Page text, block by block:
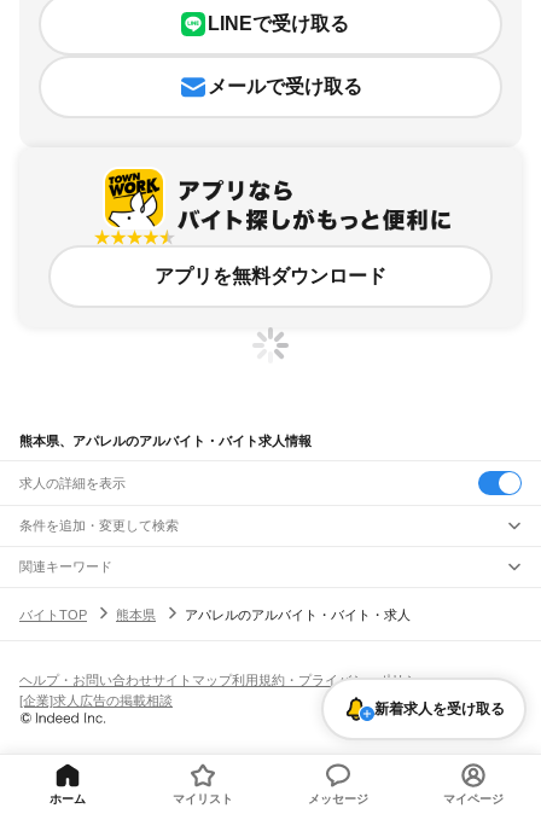
LINEで受け取る
メールで受け取る
アプリを無料ダウンロード
熊本県、アパレルのアルバイト・バイト求人情報
求人の詳細を表示
条件を追加・変更して検索
市区町村を追加・変更
熊本県すべて
八代市人吉市荒尾市水俣市玉名市山鹿市菊池市
天草市合志市植木町 阿蘇郡上益城郡八代郡葦北郡
駅を追加・変更
荒尾駅 南荒尾駅 長洲駅 大野下駅 玉名駅肥後伊倉駅 木葉駅 田原坂駅
崇城大学前駅上熊本駅熊本駅西熊本駅川尻駅富合駅
千丁駅新八代駅八代駅
熊本駅
新水前寺駅 東海学園前駅
武蔵塚駅
光の森駅
肥後大津駅 立野駅赤水駅 内牧駅阿蘇駅
いこいの村駅
波野駅 滝水駅
飲食・フードサービス
飲食・フードサービス
ホールスタッフ
皿洗い・洗い場 精肉・鮮魚加工 給食調理
バー（BAR）・バーテンダー
営業・販売
営業・販売
特徴を追加・変更
人気
髪型・髪色自由ひげOKネイルOK
ピアスOK
オープニングスタッフ
留学生・外国人活躍中
勤務期間
短期単発・1日OK 期間限定（春夏冬休み等）
アルバイト・パート
正社員
契約社員
都道府県を変更
関連キーワード
熊本県 営業・販売 アパレル販売スタッフ
バイトTOP 熊本県 アパレルのアルバイト・バイト・求人
新着求人を受け取る
ヘルプ・お問い合わせサイトマップ利用規約・プライバシーポリシー
[企業]求人広告の掲載相談
ホーム マイリスト メッセージ マイページ